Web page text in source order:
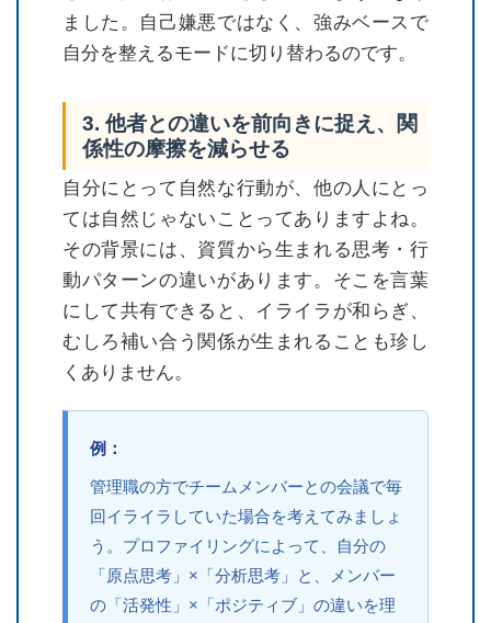
ました。自己嫌悪ではなく、強みベースで
自分を整えるモードに切り替わるのです。
3. 他者との違いを前向きに捉え、関
係性の摩擦を減らせる
自分にとって自然な行動が、他の人にとっ
ては自然じゃないことってありますよね。
その背景には、資質から生まれる思考・行
動パターンの違いがあります。そこを言葉
にして共有できると、イライラが和らぎ、
むしろ補い合う関係が生まれることも珍し
くありません。
管理職の方でチームメンバーとの会議で毎
回イライラしていた場合を考えてみましょ
う。プロファイリングによって、自分の
「原点思考」×「分析思考」と、メンバー
の「活発性」×「ポジティブ」の違いを理